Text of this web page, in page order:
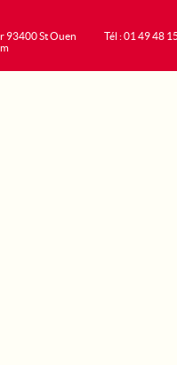
93400 St Ouen
Tél : 01 49 48